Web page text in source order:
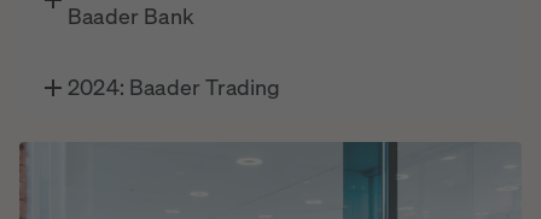
Baader Bank
2024: Baader Trading